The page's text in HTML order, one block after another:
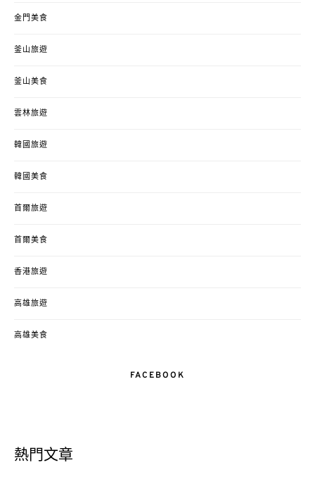
金門美食
釜山旅遊
釜山美食
雲林旅遊
韓國旅遊
韓國美食
首爾旅遊
首爾美食
香港旅遊
高雄旅遊
高雄美食
FACEBOOK
熱門文章